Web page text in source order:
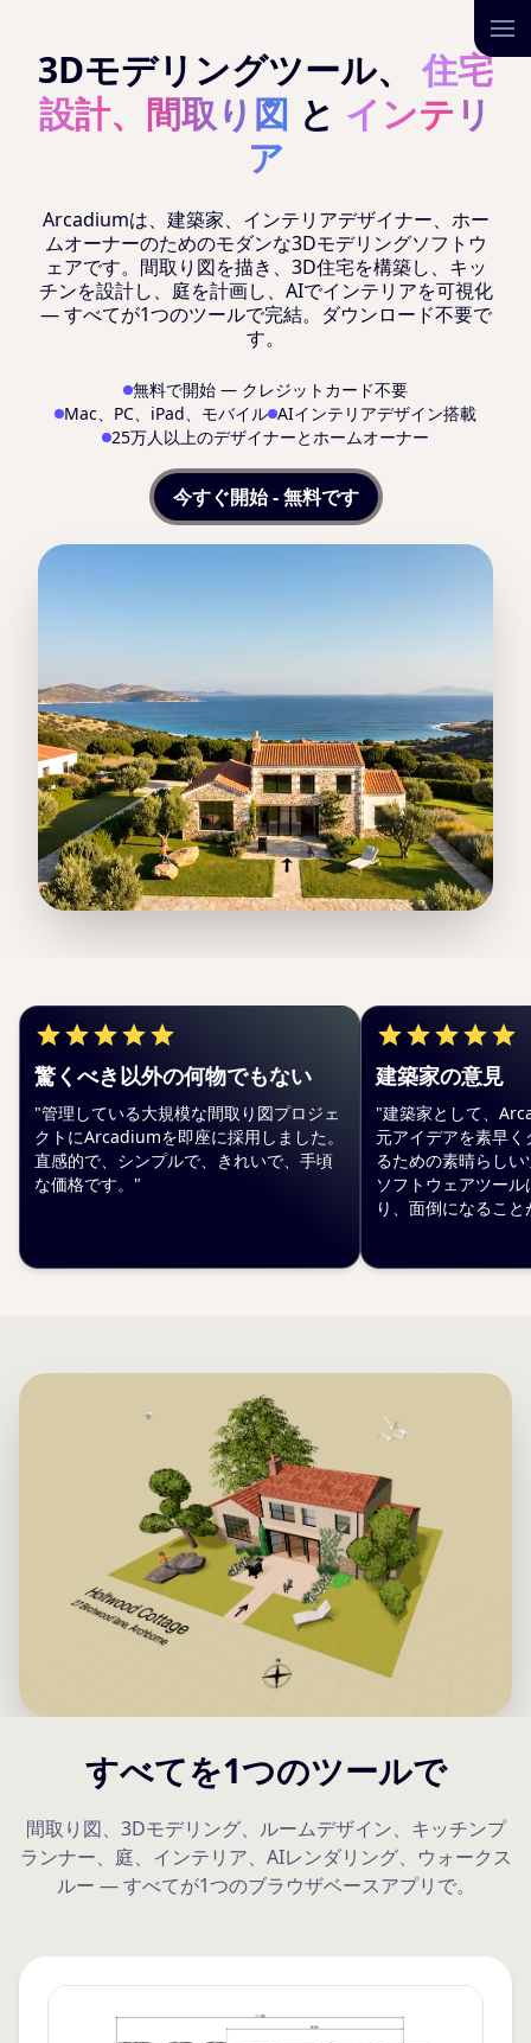
3Dモデリングツール、 住宅
設計、間取り図 と インテリ
ア
Arcadiumは、建築家、インテリアデザイナー、ホー
ムオーナーのためのモダンな3Dモデリングソフトウ
ェアです。間取り図を描き、3D住宅を構築し、キッ
チンを設計し、庭を計画し、AIでインテリアを可視化
— すべてが1つのツールで完結。ダウンロード不要で
す。
無料で開始 — クレジットカード不要
Mac、PC、iPad、モバイル AIインテリアデザイン搭載
25万人以上のデザイナーとホームオーナー
今すぐ開始 - 無料です
驚くべき以外の何物でもない
"管理している大規模な間取り図プロジェ
クトにArcadiumを即座に採用しました。
直感的で、シンプルで、きれいで、手頃
な価格です。"
建築家の意見
"建築家として、
元アイデアを素早
るための素晴らし
ソフトウェアツー
り、面倒になるこ
すべてを1つのツールで
間取り図、3Dモデリング、ルームデザイン、キッチンプ
ランナー、庭、インテリア、AIレンダリング、ウォークス
ルー — すべてが1つのブラウザベースアプリで。